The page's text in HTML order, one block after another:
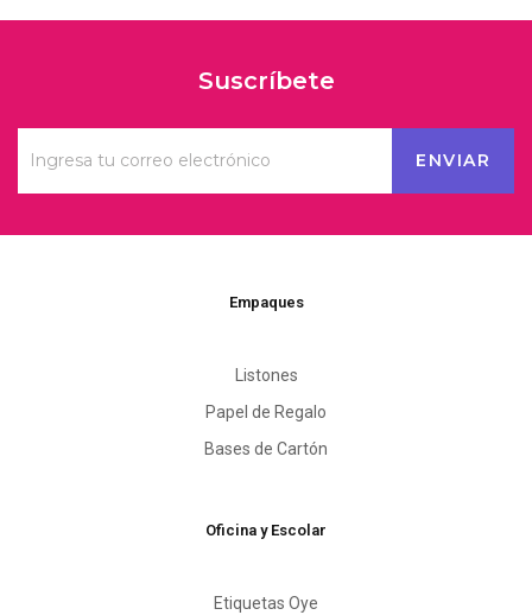
Suscríbete
Empaques
Listones
Papel de Regalo
Bases de Cartón
Oficina y Escolar
Etiquetas Oye